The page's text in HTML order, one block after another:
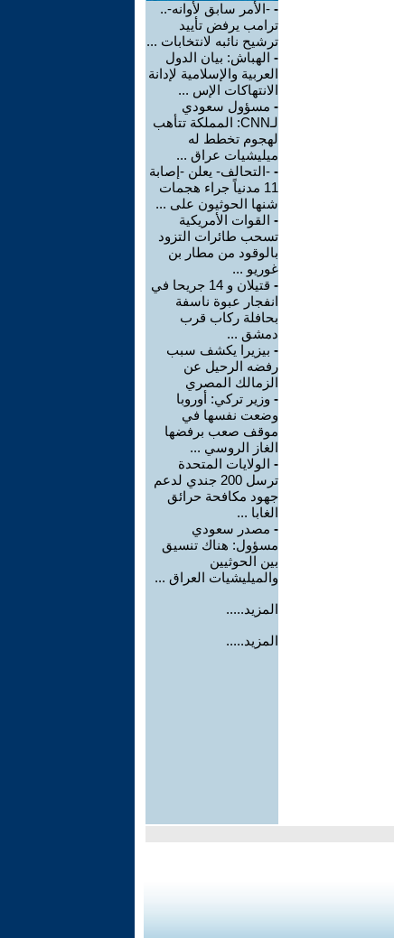
- -الأمر سابق لأوانه-..
ترامب يرفض تأييد
ترشيح نائبه لانتخابات ...
- الهباش: بيان الدول
العربية والإسلامية لإدانة
الانتهاكات الإس ...
- مسؤول سعودي
لـCNN: المملكة تتأهب
لهجوم تخطط له
ميليشيات عراق ...
- -التحالف- يعلن -إصابة
11 مدنياً جراء هجمات
شنها الحوثيون على ...
- القوات الأمريكية
تسحب طائرات التزود
بالوقود من مطار بن
غوريو ...
-
قتيلان و 14 جريحا في
انفجار عبوة ناسفة
بحافلة ركاب قرب
دمشق ...
- بيزيرا يكشف سبب
رفضه الرحيل عن
الزمالك المصري
- وزير تركي: أوروبا
وضعت نفسها في
موقف صعب برفضها
الغاز الروسي ...
- الولايات المتحدة
ترسل 200 جندي لدعم
جهود مكافحة حرائق
الغابا ...
- مصدر سعودي
مسؤول: هناك تنسيق
بين الحوثيين
والميليشيات العراق ...
المزيد.....
المزيد.....